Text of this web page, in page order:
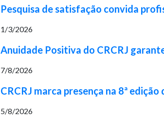
Pesquisa de satisfação convida
1/3/2026
Anuidade Positiva do CRCRJ
7/8/2026
CRCRJ marca presença na 8ª
5/8/2026